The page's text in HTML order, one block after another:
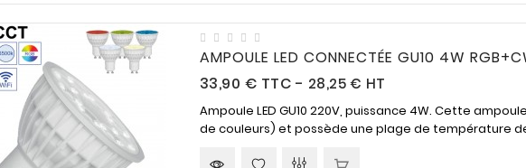
de 9h à 12h et 14h à 16h.
AMPOULE LED CONNECTÉE GU10 4W
33,90 € Prix
TTC - 28,25 € HT
Ampoule LED GU10 220V, puissance 4W. Cette
de couleurs) et possède une plage de température